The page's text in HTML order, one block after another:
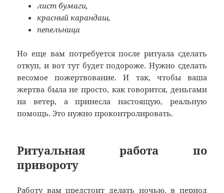
лист бумаги,
красный карандаш,
пепельница
Но еще вам потребуется после ритуала сделать
откуп, и вот тут будет подороже. Нужно сделать
весомое пожертвование. И так, чтобы ваша
жертва была не просто, как говорится, деньгами
на ветер, а принесла настоящую, реальную
помощь. Это нужно проконтролировать.
Ритуальная работа по
привороту
Работу вам предстоит делать ночью, в период